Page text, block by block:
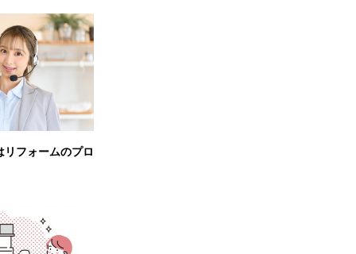
フォームのプロ